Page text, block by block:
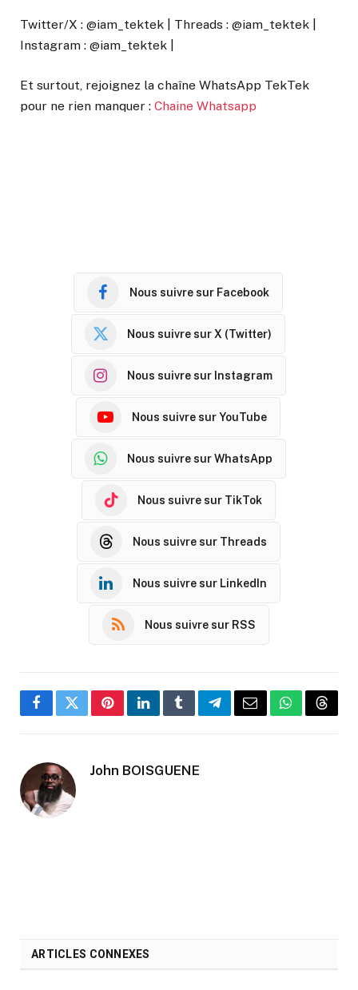
Twitter/X : @iam_tektek | Threads : @iam_tektek |
Instagram : @iam_tektek |
Et surtout, rejoignez la chaîne WhatsApp TekTek
pour ne rien manquer : Chaine Whatsapp
Nous suivre sur Facebook
Nous suivre sur X (Twitter)
Nous suivre sur Instagram
Nous suivre sur YouTube
Nous suivre sur WhatsApp
Nous suivre sur TikTok
Nous suivre sur Threads
Nous suivre sur LinkedIn
Nous suivre sur RSS
FacebookTwitterPinterestLinkedInTumblrTelegramEmailWhatsApp
John BOISGUENE
ARTICLES CONNEXES